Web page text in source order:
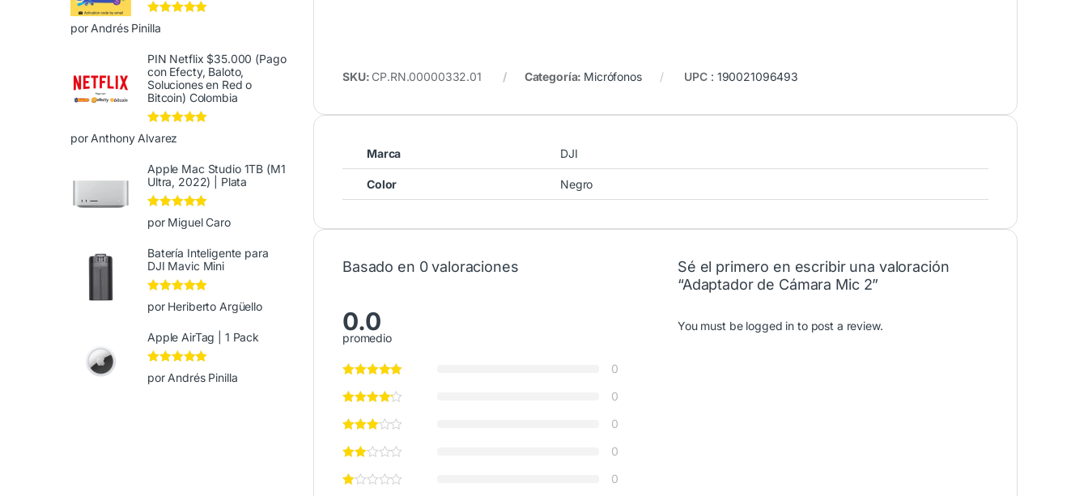
SKU: CP.RN.00000332.01 Categoría: Micrófonos UPC : 190021096493
Marca DJI
Color Negro
Basado en 0 valoraciones
0.0
promedio
0
0
0
0
0
Sé el primero en escribir una valoración
“Adaptador de Cámara Mic 2”
You must be logged in to post a review.
Valorado en
de 5
por Andrés Pinilla
PIN Netflix $35.000 (Pago
con Efecty, Baloto,
Soluciones en Red o
Bitcoin) Colombia
Valorado en
de 5
por Anthony Alvarez
Apple Mac Studio 1TB (M1
Ultra, 2022) | Plata
Valorado en 5
de 5
por Miguel Caro
Batería Inteligente para
DJI Mavic Mini
Valorado en
5
de 5
por Heriberto Argüello
Apple AirTag | 1 Pack
Valorado en
5
de 5
por Andrés Pinilla